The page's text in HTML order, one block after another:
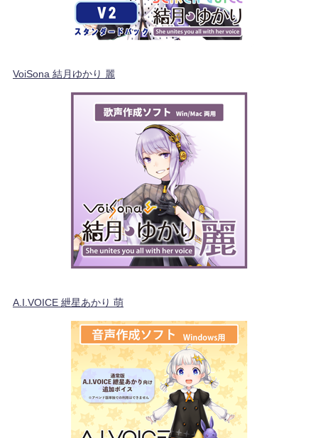
VoiSona 結月ゆかり 麗
A.I.VOICE 紲星あかり 萌